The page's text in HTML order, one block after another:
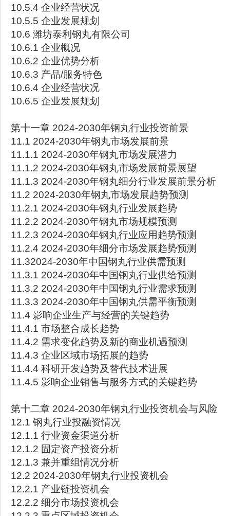
10.5.4 企业经营状况
10.5.5 企业发展规划
10.6 潍坊泰利钢丸有限公司
10.6.1 企业概况
10.6.2 企业优势分析
10.6.3 产品/服务特色
10.6.4 企业经营状况
10.6.5 企业发展规划
第十一章 2024-2030年钢丸行业投资前景
11.1 2024-2030年钢丸市场发展前景
11.1.1 2024-2030年钢丸市场发展潜力
11.1.2 2024-2030年钢丸市场发展前景展望
11.1.3 2024-2030年钢丸细分行业发展前景分析
11.2 2024-2030年钢丸市场发展趋势预测
11.2.1 2024-2030年钢丸行业发展趋势
11.2.2 2024-2030年钢丸市场规模预测
11.2.3 2024-2030年钢丸行业应用趋势预测
11.2.4 2024-2030年细分市场发展趋势预测
11.32024-2030年中国钢丸行业供需预测
11.3.1 2024-2030年中国钢丸行业供给预测
11.3.2 2024-2030年中国钢丸行业需求预测
11.3.3 2024-2030年中国钢丸供需平衡预测
11.4 影响企业生产与经营的关键趋势
11.4.1 市场整合成长趋势
11.4.2 需求变化趋势及新的商业机遇预测
11.4.3 企业区域市场拓展的趋势
11.4.4 科研开发趋势及替代技术进展
11.4.5 影响企业销售与服务方式的关键趋势
第十二章 2024-2030年钢丸行业投资机会与风险
12.1 钢丸行业投融资情况
12.1.1 行业资金渠道分析
12.1.2 固定资产投资分析
12.1.3 兼并重组情况分析
12.2 2024-2030年钢丸行业投资机会
12.2.1 产业链投资机会
12.2.2 细分市场投资机会